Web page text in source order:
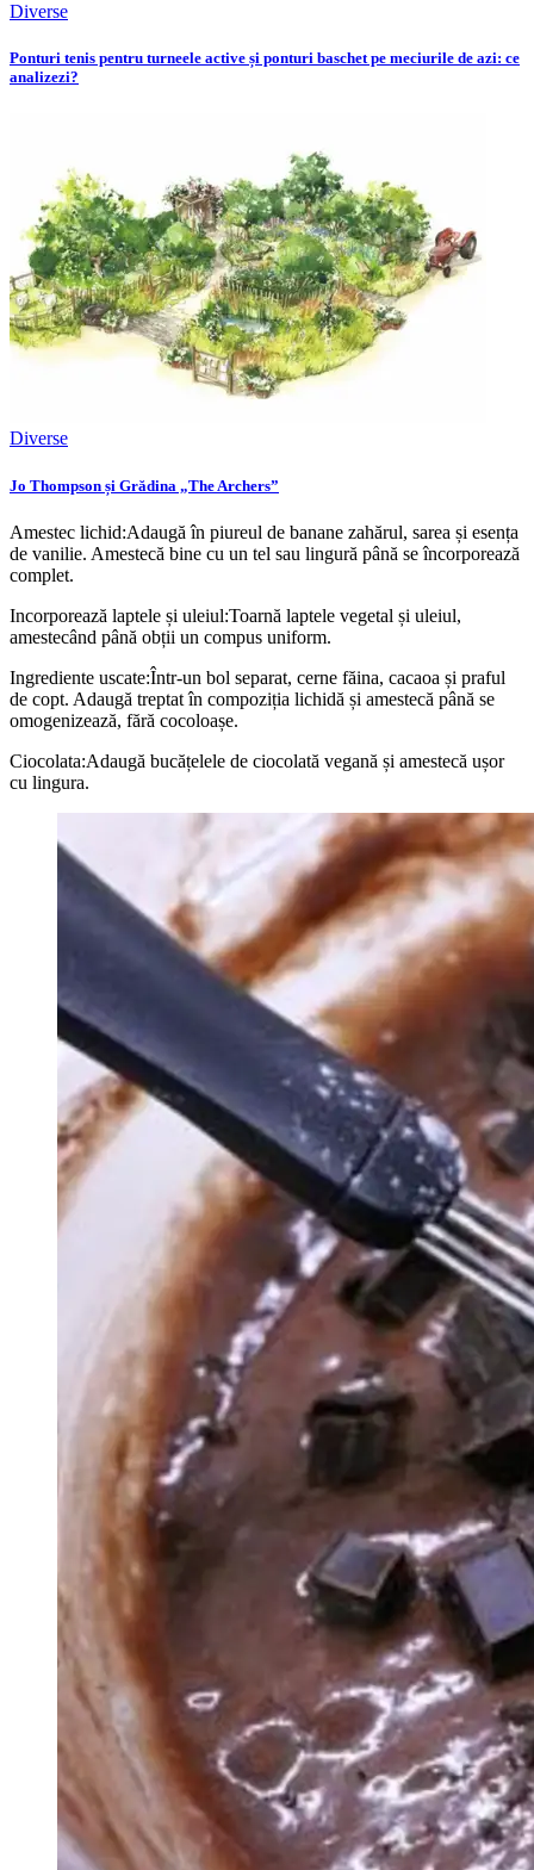
Diverse
Ponturi tenis pentru turneele active și ponturi baschet pe meciurile de azi: ce
analizezi?
Diverse
Jo Thompson și Grădina „The Archers”
Amestec lichid:Adaugă în piureul de banane zahărul, sarea și esența
de vanilie. Amestecă bine cu un tel sau lingură până se încorporează
complet.
Incorporează laptele și uleiul:Toarnă laptele vegetal și uleiul,
amestecând până obții un compus uniform.
Ingrediente uscate:Într-un bol separat, cerne făina, cacaoa și praful
de copt. Adaugă treptat în compoziția lichidă și amestecă până se
omogenizează, fără cocoloașe.
Ciocolata:Adaugă bucățelele de ciocolată vegană și amestecă ușor
cu lingura.